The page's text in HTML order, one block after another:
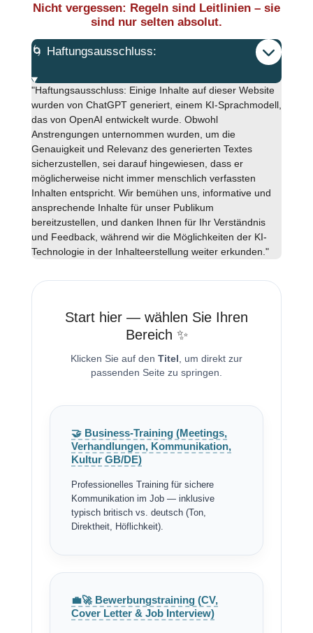
Nicht vergessen: Regeln sind Leitlinien – sie
sind nur selten absolut.
🌀 Haftungsausschluss:
"Haftungsausschluss: Einige Inhalte auf dieser Website
wurden von ChatGPT generiert, einem KI-Sprachmodell,
das von OpenAI entwickelt wurde. Obwohl
Anstrengungen unternommen wurden, um die
Genauigkeit und Relevanz des generierten Textes
sicherzustellen, sei darauf hingewiesen, dass er
möglicherweise nicht immer menschlich verfassten
Inhalten entspricht. Wir bemühen uns, informative und
ansprechende Inhalte für unser Publikum
bereitzustellen, und danken Ihnen für Ihr Verständnis
und Feedback, während wir die Möglichkeiten der KI-
Technologie in der Inhalteerstellung weiter erkunden."
Start hier — wählen Sie Ihren
Bereich ✨
Klicken Sie auf den Titel , um direkt zur
passenden Seite zu springen.
🤝 Business-Training (Meetings,
Verhandlungen, Kommunikation,
Kultur GB/DE)
Professionelles Training für sichere
Kommunikation im Job — inklusive
typisch britisch vs. deutsch (Ton,
Direktheit, Höflichkeit).
💼🚀 Bewerbungstraining (CV,
Cover Letter & Job Interview)